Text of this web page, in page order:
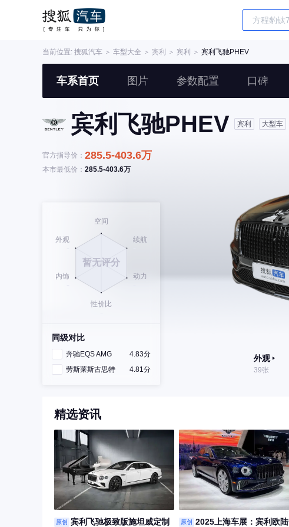
当前位置: 搜狐汽车 ＞ 车型大全 ＞ 宾利 ＞ 宾利 ＞ 宾利飞驰PHEV
车系首页 图片 参数配置 口碑
宾利飞驰PHEV 宾利 大型车
官方指导价： 285.5-403.6万
本市最低价： 285.5-403.6万
同级对比
奔驰EQS AMG
4.83分
劳斯莱斯古思特
4.81分
外观
39张
精选资讯
原创
宾利飞驰极致版施坦威定制
原创
2025上海车展：宾利欧陆